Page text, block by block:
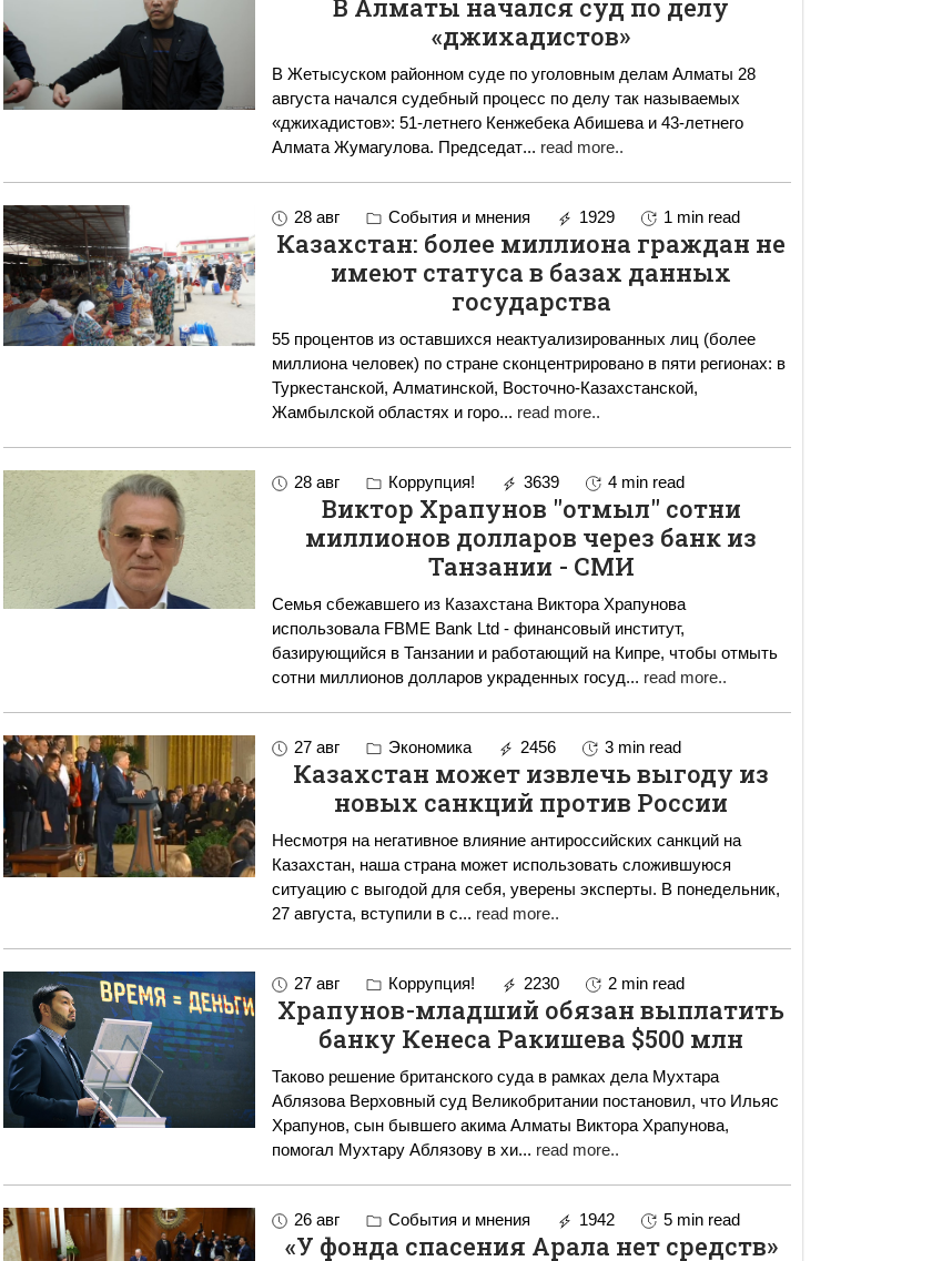
В Алматы начался суд по делу
«джихадистов»
В Жетысуском районном суде по уголовным делам Алматы 28
августа начался судебный процесс по делу так называемых
«джихадистов»: 51-летнего Кенжебека Абишева и 43-летнего
Алмата Жумагулова. Председат... read more..
28 авг События и мнения 1929 1 min read
Казахстан: более миллиона граждан не
имеют статуса в базах данных
государства
55 процентов из оставшихся неактуализированных лиц (более
миллиона человек) по стране сконцентрировано в пяти регионах: в
Туркестанской, Алматинской, Восточно-Казахстанской,
Жамбылской областях и горо... read more..
28 авг Коррупция! 3639 4 min read
Виктор Храпунов "отмыл" сотни
миллионов долларов через банк из
Танзании - СМИ
Семья сбежавшего из Казахстана Виктора Храпунова
использовала FBME Bank Ltd - финансовый институт,
базирующийся в Танзании и работающий на Кипре, чтобы отмыть
сотни миллионов долларов украденных госуд... read more..
27 авг Экономика 2456 3 min read
Казахстан может извлечь выгоду из
новых санкций против России
Несмотря на негативное влияние антироссийских санкций на
Казахстан, наша страна может использовать сложившуюся
ситуацию с выгодой для себя, уверены эксперты. В понедельник,
27 августа, вступили в с... read more..
27 авг Коррупция! 2230 2 min read
Храпунов-младший обязан выплатить
банку Кенеса Ракишева $500 млн
Таково решение британского суда в рамках дела Мухтара
Аблязова Верховный суд Великобритании постановил, что Ильяс
Храпунов, сын бывшего акима Алматы Виктора Храпунова,
помогал Мухтару Аблязову в хи... read more..
26 авг События и мнения 1942 5 min read
«У фонда спасения Арала нет средств»